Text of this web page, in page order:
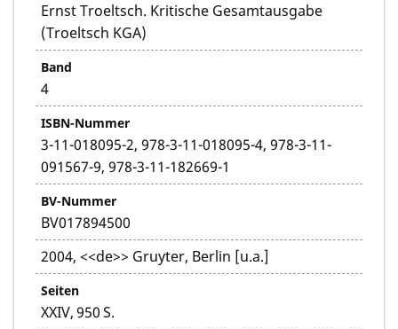
Ernst Troeltsch. Kritische Gesamtausgabe
(Troeltsch KGA)
Band
4
ISBN-Nummer
3-11-018095-2, 978-3-11-018095-4, 978-3-11-
091567-9, 978-3-11-182669-1
BV-Nummer
BV017894500
2004, <<de>> Gruyter, Berlin [u.a.]
Seiten
XXIV, 950 S.